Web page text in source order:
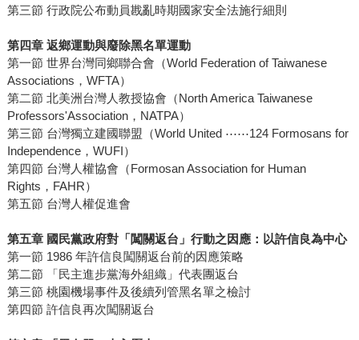
第三節 行政院公布動員戡亂時期國家安全法施行細則
第四章 返鄉運動與廢除黑名單運動
第一節 世界台灣同鄉聯合會（World Federation of Taiwanese
Associations，WFTA）
第二節 北美洲台灣人教授協會（North America Taiwanese
Professors'Association，NATPA）
第三節 台灣獨立建國聯盟（World United ⋯⋯124 Formosans for
Independence，WUFI）
第四節 台灣人權協會（Formosan Association for Human
Rights，FAHR）
第五節 台灣人權促進會
第五章 國民黨政府對「闖關返台」行動之因應：以許信良為中心
第一節 1986 年許信良闖關返台前的因應策略
第二節 「民主進步黨海外組織」代表團返台
第三節 桃園機場事件及後續列管黑名單之檢討
第四節 許信良再次闖關返台